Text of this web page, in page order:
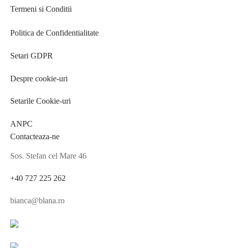
Termeni si Conditii
Politica de Confidentialitate
Setari GDPR
Despre cookie-uri
Setarile Cookie-uri
ANPC
Contacteaza-ne
Sos. Stefan cel Mare 46
+40 727 225 262
bianca@blana.ro